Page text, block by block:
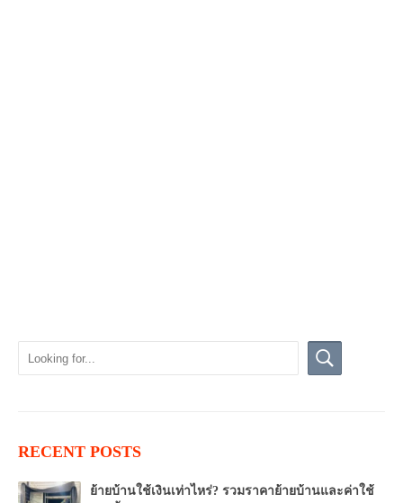
RECENT POSTS
ย้ายบ้านใช้เงินเท่าไหร่? รวมราคาย้ายบ้านและค่าใช้